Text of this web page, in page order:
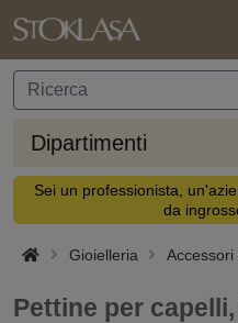
Dipartimenti
Sei un professionista,
da
Gioielleria Accessori
Pettine per